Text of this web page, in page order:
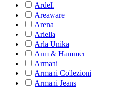
Ardell
Areaware
Arena
Ariella
Arla Unika
Arm & Hammer
Armani
Armani Collezioni
Armani Jeans